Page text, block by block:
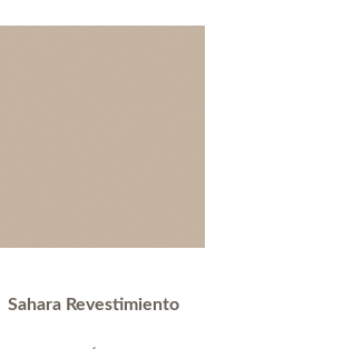
Sahara Revestimiento